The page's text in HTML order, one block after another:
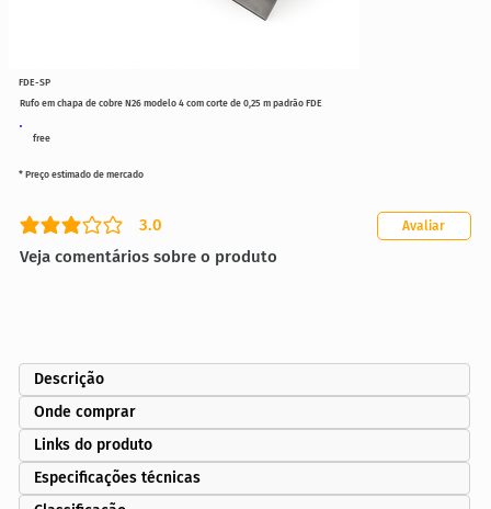
free
Rufo em chapa de cobre N26 modelo 4 com corte de 0,25 m padrão FDE
3.0
classificação média é 3 de 5
Veja comentários sobre o produto
Avaliar
* Preço estimado de mercado
FDE-SP
Descrição
Onde comprar
Links do produto
Especificações técnicas